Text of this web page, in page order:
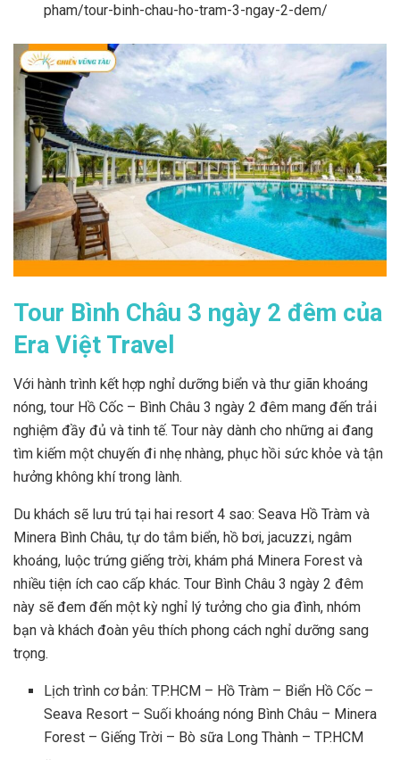
pham/tour-binh-chau-ho-tram-3-ngay-2-dem/
Tour Bình Châu 3 ngày 2 đêm của
Era Việt Travel
Với hành trình kết hợp nghỉ dưỡng biển và thư giãn khoáng
nóng, tour Hồ Cốc – Bình Châu 3 ngày 2 đêm mang đến trải
nghiệm đầy đủ và tinh tế. Tour này dành cho những ai đang
tìm kiếm một chuyến đi nhẹ nhàng, phục hồi sức khỏe và tận
hưởng không khí trong lành.
Du khách sẽ lưu trú tại hai resort 4 sao: Seava Hồ Tràm và
Minera Bình Châu, tự do tắm biển, hồ bơi, jacuzzi, ngâm
khoáng, luộc trứng giếng trời, khám phá Minera Forest và
nhiều tiện ích cao cấp khác. Tour Bình Châu 3 ngày 2 đêm
này sẽ đem đến một kỳ nghỉ lý tưởng cho gia đình, nhóm
bạn và khách đoàn yêu thích phong cách nghỉ dưỡng sang
trọng.
Lịch trình cơ bản: TP.HCM – Hồ Tràm – Biển Hồ Cốc –
Seava Resort – Suối khoáng nóng Bình Châu – Minera
Forest – Giếng Trời – Bò sữa Long Thành – TP.HCM